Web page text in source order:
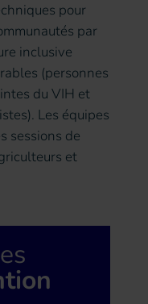
pour
par
inclusive
(personnes
du VIH et
Les équipes
sessions de
et